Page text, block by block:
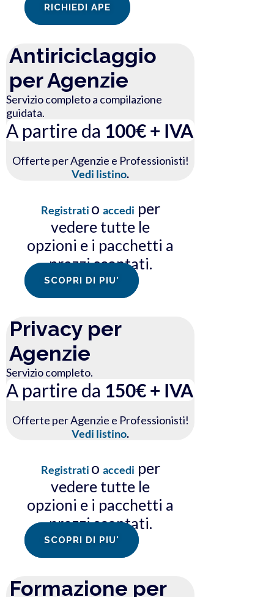
RICHIEDI APE
Antiriciclaggio
per Agenzie
Servizio completo a compilazione
guidata.
A partire da 100€ + IVA
Offerte per Agenzie e Professionisti!
Vedi listino.
Registrati o accedi per
vedere tutte le
opzioni e i pacchetti a
prezzi scontati.
SCOPRI DI PIU'
Privacy per
Agenzie
Servizio completo.
A partire da 150€ + IVA
Offerte per Agenzie e Professionisti!
Vedi listino.
Registrati o accedi per
vedere tutte le
opzioni e i pacchetti a
prezzi scontati.
SCOPRI DI PIU'
Formazione per